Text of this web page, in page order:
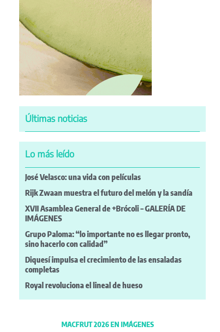
Últimas noticias
Lo más leído
José Velasco: una vida con películas
Rijk Zwaan muestra el futuro del melón y la sandía
XVII Asamblea General de +Brócoli – GALERÍA DE
IMÁGENES
Grupo Paloma: “lo importante no es llegar pronto,
sino hacerlo con calidad”
Diquesí impulsa el crecimiento de las ensaladas
completas
Royal revoluciona el lineal de hueso
MACFRUT 2026 EN IMÁGENES